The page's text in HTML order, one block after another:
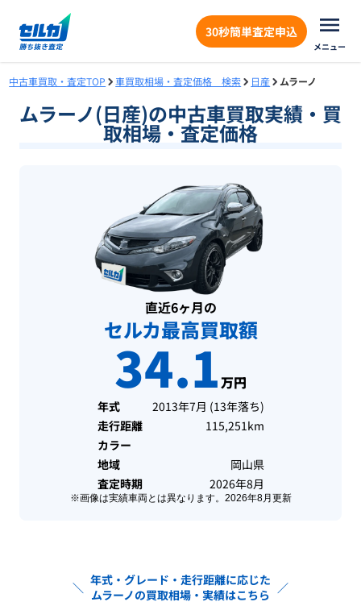
30秒簡単査定申込
メニュー
中古車買取・査定TOP 車買取相場・査定価格 検索 日産 ムラーノ
ムラーノ(日産)の中古車買取実績・買
取相場・査定価格
直近6ヶ月の
セルカ最高買取額
34.1万円
年式 2013年7月 (13年落ち)
走行距離
115,251km
カラー
地域
岡山県
査定時期
2026年8月
※画像は実績車両とは異なります。 2026年8月 更新
＼ 年式・グレード・走行距離に応じた
ムラーノの買取相場・実績はこちら ／